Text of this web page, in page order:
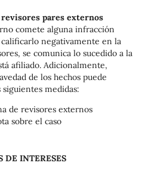
pares externos
comete alguna infracción
negativamente en la
se comunica lo sucedido a la
afiliado. Adicionalmente,
de los hechos puede
medidas:
de revisores externos
sobre el caso
DE INTERESES